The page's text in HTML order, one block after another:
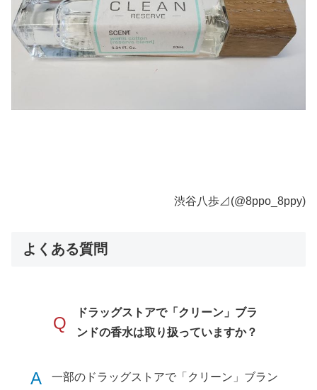
渋谷八歩⊿(@8ppo_8ppy)
よくある質問
Q
ドラッグストアで「クリーン」ブラ
ンドの香水は取り扱っていますか？
A
一部のドラッグストアで「クリーン」ブラン